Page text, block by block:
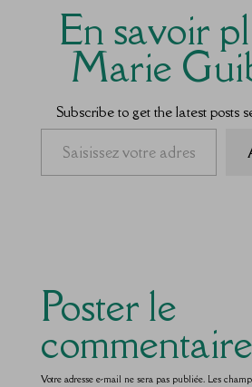
En savoir
Marie
Subscribe to get the latest posts
Saisissez votre adresse e-mail…
Poster le
commentaire
Votre adresse e-mail ne sera pas publiée. Les